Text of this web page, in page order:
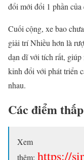
đổi mới đổi 1 phần của
Cuối cộng, xe bao
giải trí Nhiều hơn là
dạn dĩ với tích rất,
kỉnh đổi với phát triển
nhau.
Các điểm
Xem
thêm: https://